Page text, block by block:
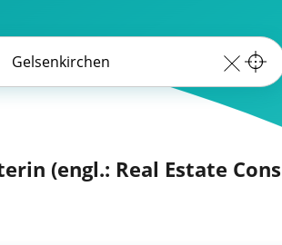
(engl.: Real Estate